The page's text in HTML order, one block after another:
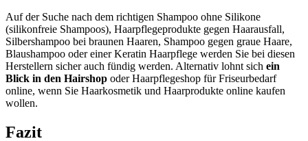
Auf der Suche nach dem richtigen Shampoo ohne Silikone
(silikonfreie Shampoos), Haarpflegeprodukte gegen Haarausfall,
Silbershampoo bei braunen Haaren, Shampoo gegen graue Haare,
Blaushampoo oder einer Keratin Haarpflege werden Sie bei diesen
Herstellern sicher auch fündig werden. Alternativ lohnt sich ein
Blick in den Hairshop oder Haarpflegeshop für Friseurbedarf
online, wenn Sie Haarkosmetik und Haarprodukte online kaufen
wollen.
Fazit